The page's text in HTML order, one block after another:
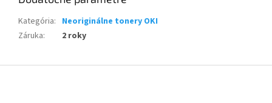
Kategória: Neoriginálne tonery OKI
Záruka: 2 roky